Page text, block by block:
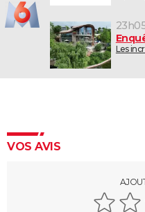
Les
VOS AVIS